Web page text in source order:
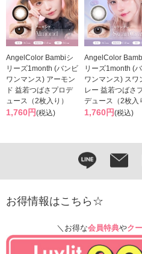
AngelColor Bambiシ
リーズ1month (バンビ
ワンマンス) アーモン
ド 益若つばさプロデ
ュース（2枚入り）
1,760円(税込)
AngelColor
リーズ1month (
ワンマンス) スワ
レー 益若つばさ
デュース（2枚入
1,760円(税込)
お得情報はこちら☆
＼お得な会員特典やク